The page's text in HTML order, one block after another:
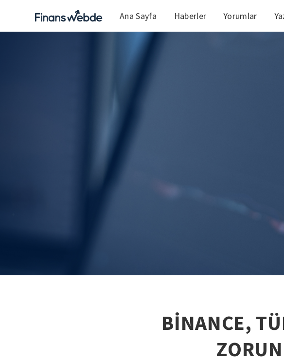
Ana Sayfa Haberler Yorumlar
BİNANCE,